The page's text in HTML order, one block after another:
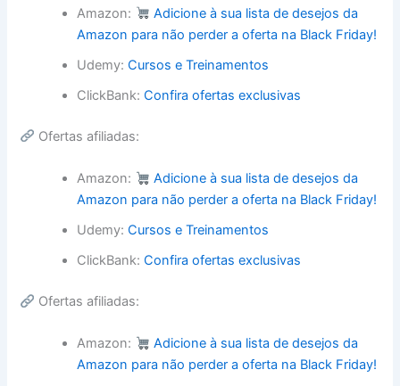
Amazon:
Adicione à sua lista de desejos da
Amazon para não perder a oferta na Black Friday!
Udemy:Cursos e Treinamentos
ClickBank:Confira ofertas exclusivas
Ofertas afiliadas:
Amazon:
Adicione à sua lista de desejos da
Amazon para não perder a oferta na Black Friday!
Udemy:Cursos e Treinamentos
ClickBank:Confira ofertas exclusivas
Ofertas afiliadas:
Amazon:
Adicione à sua lista de desejos da
Amazon para não perder a oferta na Black Friday!